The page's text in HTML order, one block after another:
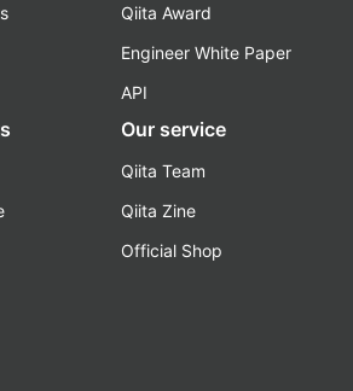
Qiita Award
Engineer White Paper
API
Our service
Qiita Team
Qiita Zine
Official Shop